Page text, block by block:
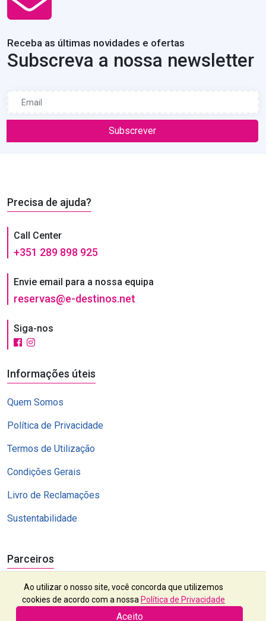
Receba as últimas novidades e ofertas
Subscreva a nossa newsletter
Subscrever
Precisa de ajuda?
Call Center
+351 289 898 925
Envie email para a nossa equipa
reservas@e-destinos.net
Siga-nos
Informações úteis
Quem Somos
Política de Privacidade
Termos de Utilização
Condições Gerais
Livro de Reclamações
Sustentabilidade
Parceiros
Ao utilizar o nosso site, você concorda que utilizemos
cookies de acordo com a nossa Política de Privacidade
Aceito